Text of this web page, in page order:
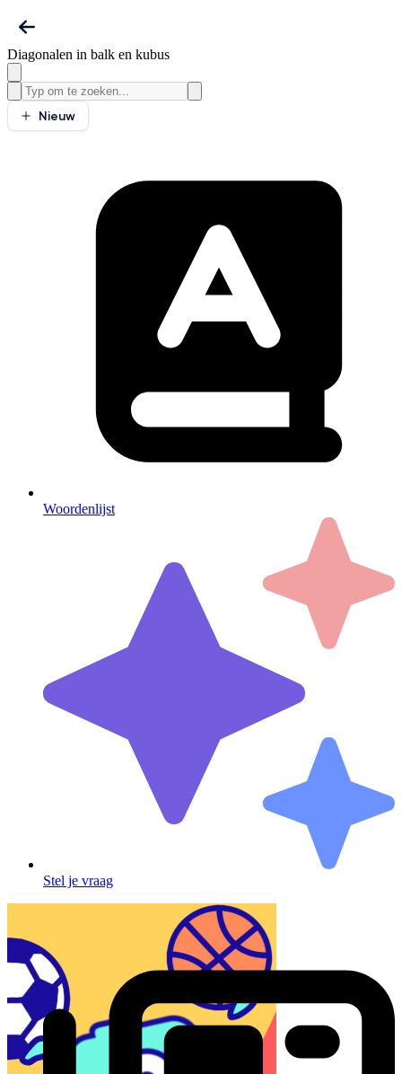
Diagonalen in balk en kubus
Nieuw
Woordenlijst
Stel je vraag